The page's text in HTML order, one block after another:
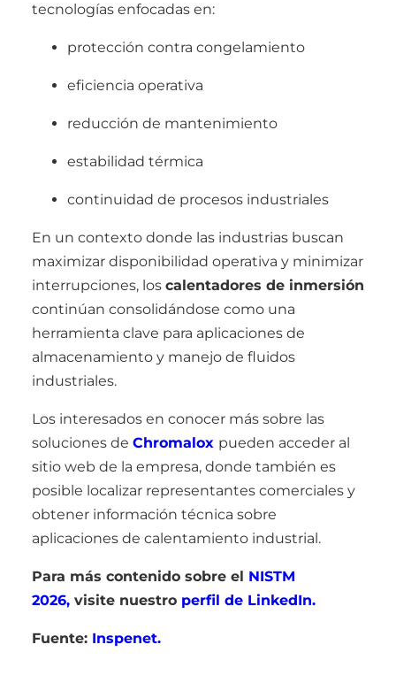
tecnologías enfocadas en:
protección contra congelamiento
eficiencia operativa
reducción de mantenimiento
estabilidad térmica
continuidad de procesos industriales
En un contexto donde las industrias buscan
maximizar disponibilidad operativa y minimizar
interrupciones, los calentadores de inmersión
continúan consolidándose como una
herramienta clave para aplicaciones de
almacenamiento y manejo de fluidos
industriales.
Los interesados en conocer más sobre las
soluciones de Chromalox pueden acceder al
sitio web de la empresa, donde también es
posible localizar representantes comerciales y
obtener información técnica sobre
aplicaciones de calentamiento industrial.
Para más contenido sobre el NISTM
2026, visite nuestro perfil de LinkedIn.
Fuente: Inspenet.